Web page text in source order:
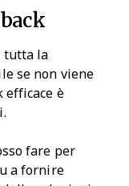
tutta la
se non viene
efficace è
fare per
a fornire